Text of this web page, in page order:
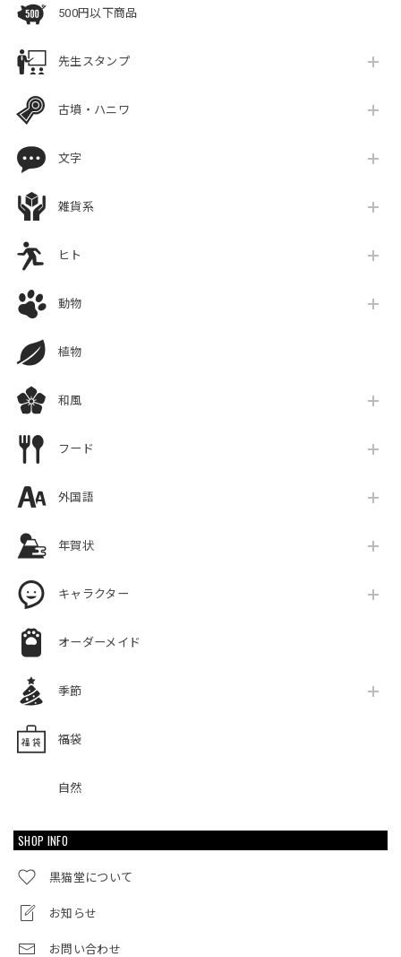
500円以下商品
先生スタンプ
古墳・ハニワ
文字
雑貨系
ヒト
動物
植物
和風
フード
外国語
年賀状
キャラクター
オーダーメイド
季節
福袋
自然
SHOP INFO
黒猫堂について
お知らせ
お問い合わせ